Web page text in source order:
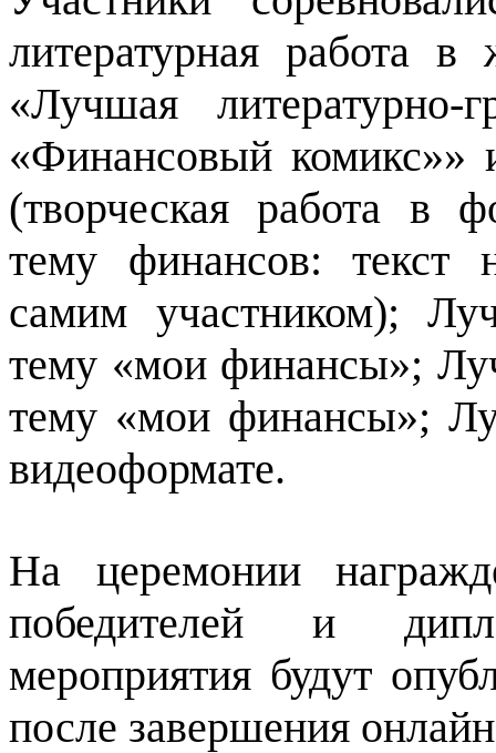
литературная работа в
«Лучшая
«Финансовый комикс»»
(творческая работа в
тему финансов: текст
самим участником);
тему «мои финансы»;
тему «мои финансы»;
видеоформате.
На церемонии
победителей и
мероприятия будут
после завершения